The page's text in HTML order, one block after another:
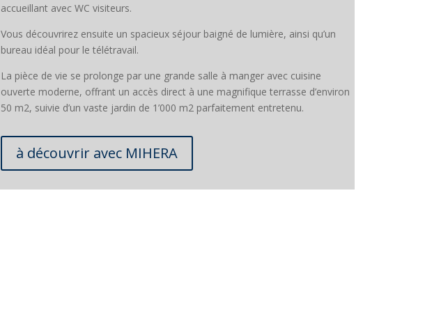
accueillant avec WC visiteurs.
Vous découvrirez ensuite un spacieux séjour baigné de lumière, ainsi qu’un
bureau idéal pour le télétravail.
La pièce de vie se prolonge par une grande salle à manger avec cuisine
ouverte moderne, offrant un accès direct à une magnifique terrasse d’environ
50 m2, suivie d’un vaste jardin de 1’000 m2 parfaitement entretenu.
à découvrir avec MIHERA